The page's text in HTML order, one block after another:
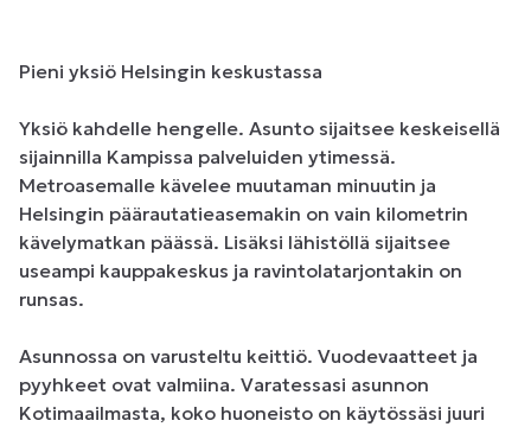
Pieni yksiö Helsingin keskustassa
Yksiö kahdelle hengelle. Asunto sijaitsee keskeisellä
sijainnilla Kampissa palveluiden ytimessä.
Metroasemalle kävelee muutaman minuutin ja
Helsingin päärautatieasemakin on vain kilometrin
kävelymatkan päässä. Lisäksi lähistöllä sijaitsee
useampi kauppakeskus ja ravintolatarjontakin on
runsas.
Asunnossa on varusteltu keittiö. Vuodevaatteet ja
pyyhkeet ovat valmiina. Varatessasi asunnon
Kotimaailmasta, koko huoneisto on käytössäsi juuri